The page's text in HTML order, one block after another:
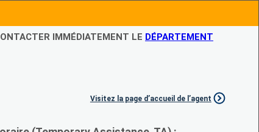
IMMÉDIATEMENT LE DÉPARTEMENT
Visitez la page d’accueil de l’agent